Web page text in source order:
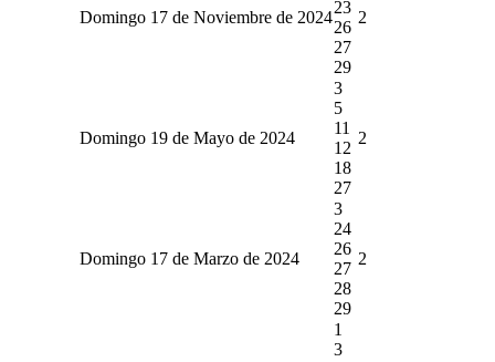
Domingo 17 de Noviembre de 2024
23
26
27
29
2
Domingo 19 de Mayo de 2024
3
5
11
12
18
27
2
Domingo 17 de Marzo de 2024
3
24
26
27
28
29
2
1
3